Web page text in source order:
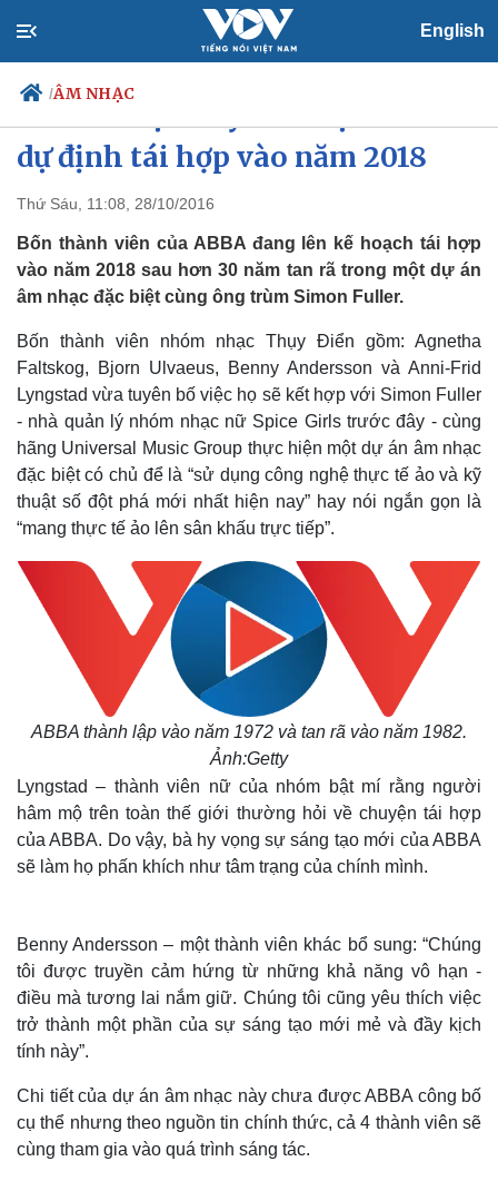
English
/ÂM NHẠC
Chính trị
Đảng
Tổ chức nhân sự
Quốc hội
Nhận diện sự thật
Tin 24h
Dự báo thời tiết
Giáo dục
Việc làm
Biển đảo
dự định tái hợp vào năm 2018
Thứ Sáu, 11:08, 28/10/2016
Bốn thành viên của ABBA đang lên kế hoạch tái hợp
vào năm 2018 sau hơn 30 năm tan rã trong một dự án
âm nhạc đặc biệt cùng ông trùm Simon Fuller.
Bốn thành viên nhóm nhạc Thụy Điển gồm: Agnetha
Faltskog, Bjorn Ulvaeus, Benny Andersson và Anni-Frid
Lyngstad vừa tuyên bố việc họ sẽ kết hợp với Simon Fuller
- nhà quản lý nhóm nhạc nữ Spice Girls trước đây - cùng
hãng Universal Music Group thực hiện một dự án âm nhạc
đặc biệt có chủ để là “sử dụng công nghệ thực tế ảo và kỹ
thuật số đột phá mới nhất hiện nay” hay nói ngắn gọn là
“mang thực tế ảo lên sân khấu trực tiếp”.
ABBA thành lập vào năm 1972 và tan rã vào năm 1982.
Ảnh:Getty
Lyngstad – thành viên nữ của nhóm bật mí rằng người
hâm mộ trên toàn thế giới thường hỏi về chuyện tái hợp
của ABBA. Do vậy, bà hy vọng sự sáng tạo mới của ABBA
sẽ làm họ phấn khích như tâm trạng của chính mình.
Benny Andersson – một thành viên khác bổ sung: “Chúng
tôi được truyền cảm hứng từ những khả năng vô hạn -
điều mà tương lai nắm giữ. Chúng tôi cũng yêu thích việc
trở thành một phần của sự sáng tạo mới mẻ và đầy kịch
tính này”.
Chi tiết của dự án âm nhạc này chưa được ABBA công bố
cụ thể nhưng theo nguồn tin chính thức, cả 4 thành viên sẽ
cùng tham gia vào quá trình sáng tác.